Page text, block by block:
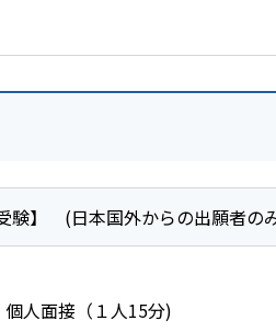
験】 (日本国外からの出願者のみ
接（１人15分)